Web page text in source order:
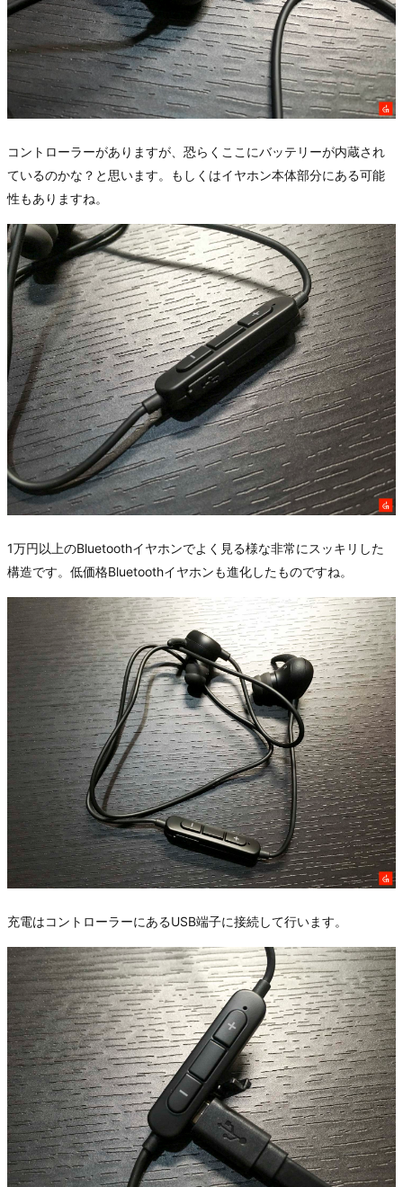
コントローラーがありますが、恐らくここにバッテリーが内蔵され
ているのかな？と思います。もしくはイヤホン本体部分にある可能
性もありますね。
1万円以上のBluetoothイヤホンでよく見る様な非常にスッキリした
構造です。低価格Bluetoothイヤホンも進化したものですね。
充電はコントローラーにあるUSB端子に接続して行います。